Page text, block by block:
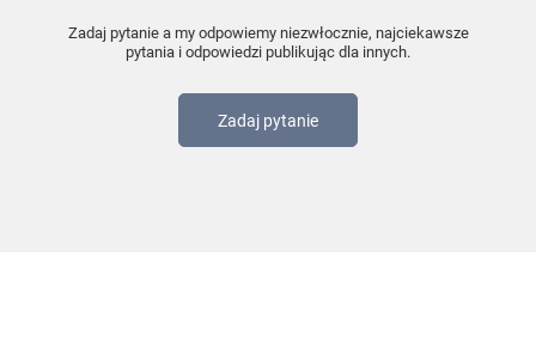
Zadaj pytanie a my odpowiemy niezwłocznie, najciekawsze
pytania i odpowiedzi publikując dla innych.
Zadaj pytanie